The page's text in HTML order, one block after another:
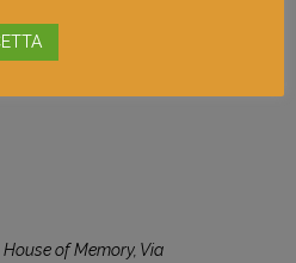
of Memory, Via